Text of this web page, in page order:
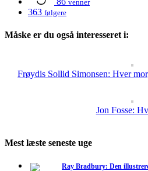
venner
363 følgere
Måske er du også interesseret i:
Frøydis Sollid Simonsen: Hver
Jon Fosse:
Mest læste seneste uge
Ray Bradbury: Den